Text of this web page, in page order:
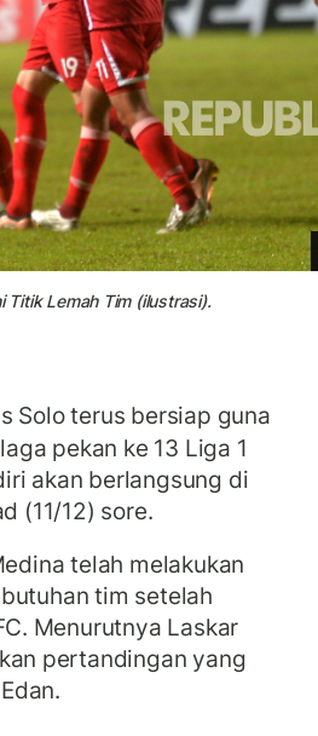
Titik Lemah Tim (ilustrasi).
Solo terus bersiap guna
pekan ke 13 Liga 1
akan berlangsung di
(11/12) sore.
telah melakukan
tim setelah
Menurutnya Laskar
pertandingan yang